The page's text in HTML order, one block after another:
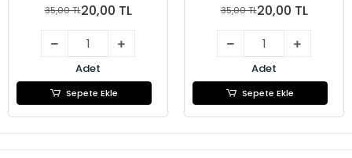
35,00 TL20,00 TL
Adet
Sepete Ekle
35,00 TL20,00 TL
Adet
Sepete Ekle